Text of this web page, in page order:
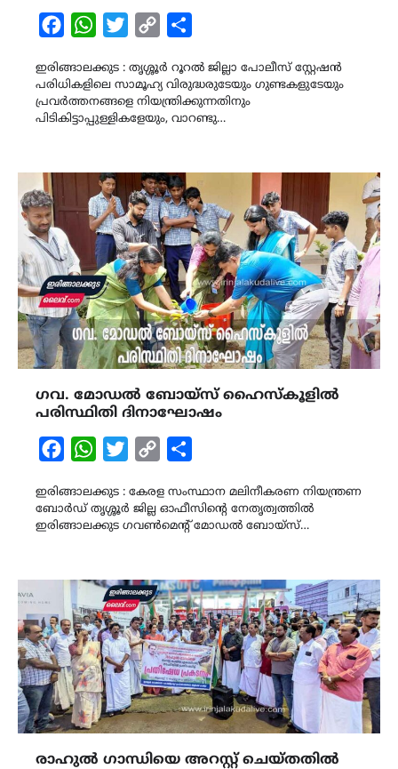
FacebookWhatsAppTwitterCopy
ഇരിങ്ങാലക്കുട : തൃശ്ശൂർ റൂറൽ ജില്ലാ പോലീസ് സ്റ്റേഷൻ
പരിധികളിലെ സാമൂഹ്യ വിരുദ്ധരുടേയും ഗുണ്ടകളുടേയും
പ്രവർത്തനങ്ങളെ നിയന്ത്രിക്കുന്നതിനും
പിടികിട്ടാപ്പുള്ളികളേയും, വാറണ്ടു…
ഗവ. മോഡൽ ബോയ്സ് ഹൈസ്കൂളിൽ
പരിസ്ഥിതി ദിനാഘോഷം
FacebookWhatsAppTwitterCopy
ഇരിങ്ങാലക്കുട : കേരള സംസ്ഥാന മലിനീകരണ നിയന്ത്രണ
ബോർഡ് തൃശ്ശൂർ ജില്ല ഓഫീസിന്റെ നേതൃത്വത്തിൽ
ഇരിങ്ങാലക്കുട ഗവൺമെന്റ് മോഡൽ ബോയ്സ്…
രാഹുൽ ഗാന്ധിയെ അറസ്റ്റ് ചെയ്തതിൽ